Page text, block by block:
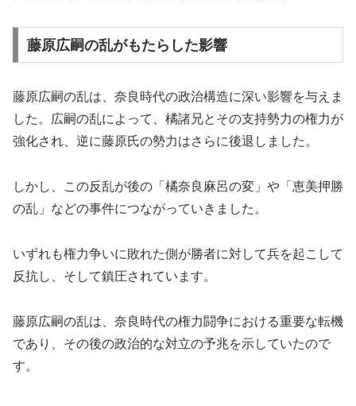
藤原広嗣の乱がもたらした影響
藤原広嗣の乱は、奈良時代の政治構造に深い影響を与えま
した。広嗣の乱によって、橘諸兄とその支持勢力の権力が
強化され、逆に藤原氏の勢力はさらに後退しました。
しかし、この反乱が後の「橘奈良麻呂の変」や「恵美押勝
の乱」などの事件につながっていきました。
いずれも権力争いに敗れた側が勝者に対して兵を起こして
反抗し、そして鎮圧されています。
藤原広嗣の乱は、奈良時代の権力闘争における重要な転機
であり、その後の政治的な対立の予兆を示していたので
す。